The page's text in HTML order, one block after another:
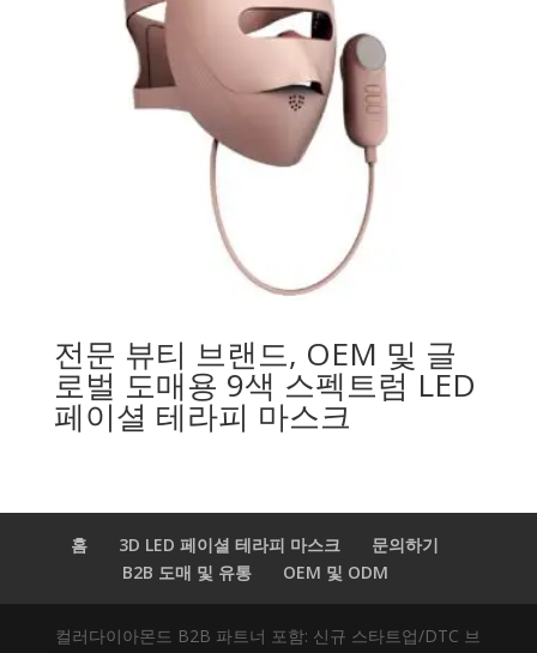
전문 뷰티 브랜드, OEM 및 글
로벌 도매용 9색 스펙트럼 LED
페이셜 테라피 마스크
홈 3D LED 페이셜 테라피 마스크
문의하기
B2B 도매 및 유통
OEM 및 ODM
컬러다이아몬드 B2B 파트너 포함: 신규 스타트업/DTC 브